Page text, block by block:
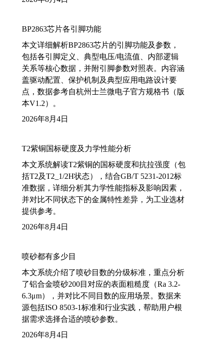
BP2863芯片各引脚功能
本文详细解析BP2863芯片的引脚功能及参数，
包括各引脚定义、典型电压/电流值、内部逻辑
关系等核心数据，并附引脚参数对照表。内容涵
盖驱动配置、保护机制及典型应用电路设计要
点，数据参考自杭州士兰微电子官方规格书（版
本V1.2）。
2026年8月4日
T2紫铜国标硬度及力学性能分析
本文系统解读T2紫铜的国标硬度和抗拉强度（包
括T2及T2_1/2H状态），结合GB/T 5231-2012标
准数据，详细分析其力学性能指标及影响因素，
并对比不同状态下的金属特性差异，为工业选材
提供参考。
2026年8月4日
喷砂都有多少目
本文系统介绍了喷砂目数的分级标准，重点分析
了铝合金喷砂200目对应的表面粗糙度（Ra 3.2-
6.3μm），并对比不同目数的应用场景。数据来
源包括ISO 8503-1标准和行业实践，帮助用户根
据需求选择合适的喷砂参数。
2026年8月4日